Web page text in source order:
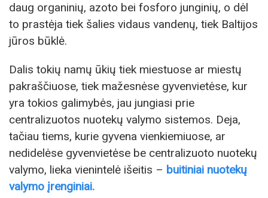
daug organinių, azoto bei fosforo junginių, o dėl
to prastėja tiek šalies vidaus vandenų, tiek Baltijos
jūros būklė.
Dalis tokių namų ūkių tiek miestuose ar miestų
pakraščiuose, tiek mažesnėse gyvenvietėse, kur
yra tokios galimybės, jau jungiasi prie
centralizuotos nuotekų valymo sistemos. Deja,
tačiau tiems, kurie gyvena vienkiemiuose, ar
nedidelėse gyvenvietėse be centralizuoto nuotekų
valymo, lieka vienintelė išeitis – buitiniai nuotekų
valymo įrenginiai.